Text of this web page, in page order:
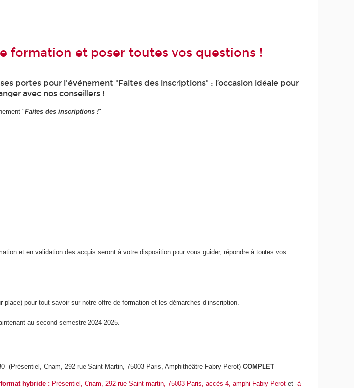
formation et poser toutes vos questions !
portes pour l'événement "Faites des inscriptions" : l’occasion idéale pour
avec nos conseillers !
"Faites des inscriptions !"
et en validation des acquis seront à votre disposition pour vous guider, répondre à toutes vos
pour tout savoir sur notre offre de formation et les démarches d’inscription.
au second semestre 2024-2025.
(Présentiel, Cnam, 292 rue Saint-Martin, 75003 Paris, Amphithéâtre Fabry Perot) COMPLET
format hybride : Présentiel, Cnam, 292 rue Saint-martin, 75003 Paris, accès 4, amphi Fabry Perot et à